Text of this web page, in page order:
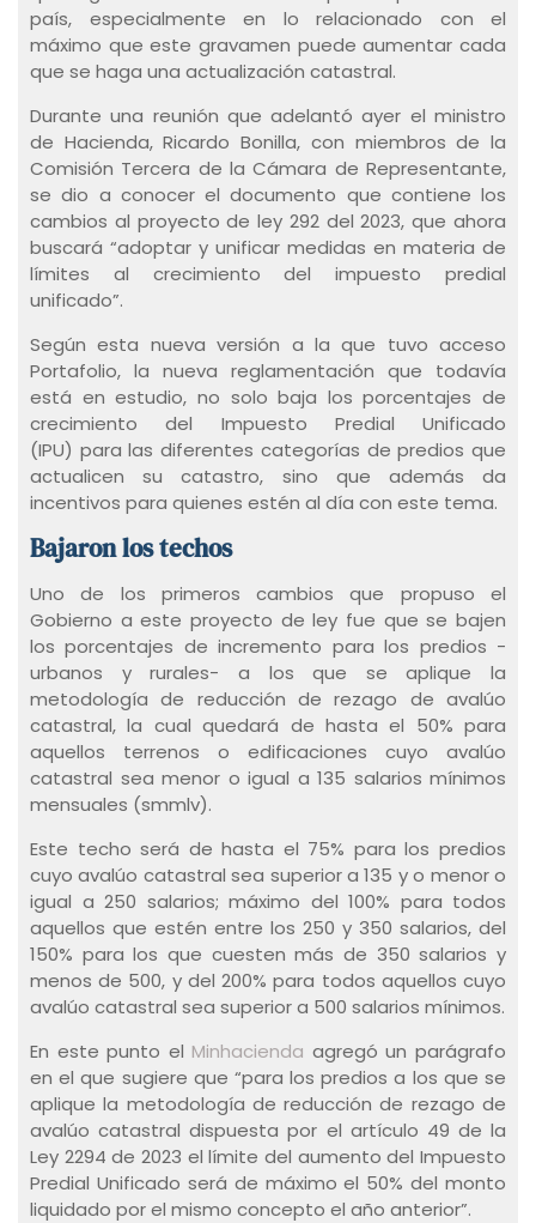
país, especialmente en lo relacionado con el
máximo que este gravamen puede aumentar cada
que se haga una actualización catastral.
Durante una reunión que adelantó ayer el ministro
de Hacienda, Ricardo Bonilla, con miembros de la
Comisión Tercera de la Cámara de Representante,
se dio a conocer el documento que contiene los
cambios al proyecto de ley 292 del 2023, que ahora
buscará “adoptar y unificar medidas en materia de
límites al crecimiento del impuesto predial
unificado”.
Según esta nueva versión a la que tuvo acceso
Portafolio, la nueva reglamentación que todavía
está en estudio, no solo baja los porcentajes de
crecimiento del Impuesto Predial Unificado
(IPU) para las diferentes categorías de predios que
actualicen su catastro, sino que además da
incentivos para quienes estén al día con este tema.
Bajaron los techos
Uno de los primeros cambios que propuso el
Gobierno a este proyecto de ley fue que se bajen
los porcentajes de incremento para los predios -
urbanos y rurales- a los que se aplique la
metodología de reducción de rezago de avalúo
catastral, la cual quedará de hasta el 50% para
aquellos terrenos o edificaciones cuyo avalúo
catastral sea menor o igual a 135 salarios mínimos
mensuales (smmlv).
Este techo será de hasta el 75% para los predios
cuyo avalúo catastral sea superior a 135 y o menor o
igual a 250 salarios; máximo del 100% para todos
aquellos que estén entre los 250 y 350 salarios, del
150% para los que cuesten más de 350 salarios y
menos de 500, y del 200% para todos aquellos cuyo
avalúo catastral sea superior a 500 salarios mínimos.
En este punto el Minhacienda agregó un parágrafo
en el que sugiere que “para los predios a los que se
aplique la metodología de reducción de rezago de
avalúo catastral dispuesta por el artículo 49 de la
Ley 2294 de 2023 el límite del aumento del Impuesto
Predial Unificado será de máximo el 50% del monto
liquidado por el mismo concepto el año anterior”.